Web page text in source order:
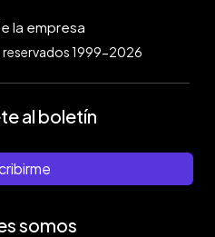
reservados 1999-2026
al boletín
somos